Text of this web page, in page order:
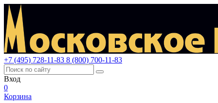
+7 (495) 728-11-83 8 (800) 700-11-83
Вход
0
Корзина